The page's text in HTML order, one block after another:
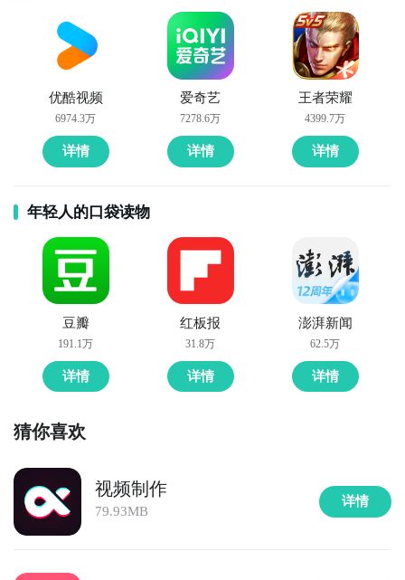
优酷视频
6974.3万
详情
爱奇艺
7278.6万
详情
王者荣耀
4399.7万
详情
年轻人的口袋读物
豆瓣
191.1万
详情
红板报
31.8万
详情
澎湃新闻
62.5万
详情
猜你喜欢
视频制作
79.93MB
详情